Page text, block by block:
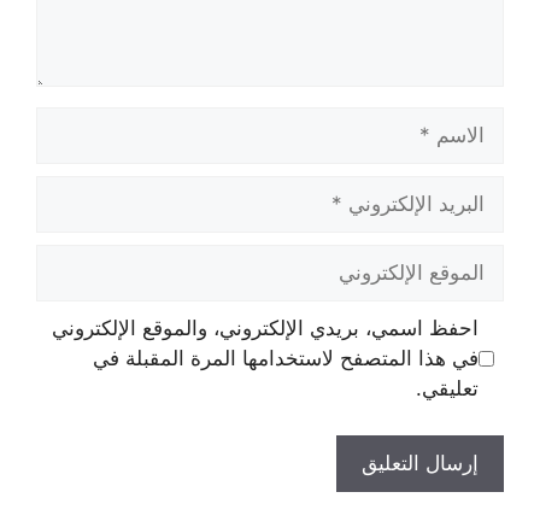
الاسم
البريد
الإلكتروني
الموقع
الإلكتروني
احفظ اسمي، بريدي الإلكتروني، والموقع الإلكتروني
في هذا المتصفح لاستخدامها المرة المقبلة في
تعليقي.